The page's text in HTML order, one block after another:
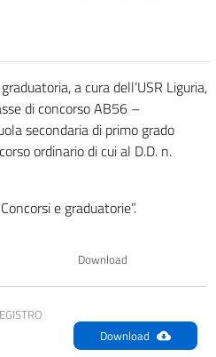
a cura dell’USR Liguria,
di concorso AB56 –
secondaria di primo grado
ordinario di cui al D.D. n.
e graduatorie”.
Download
Download